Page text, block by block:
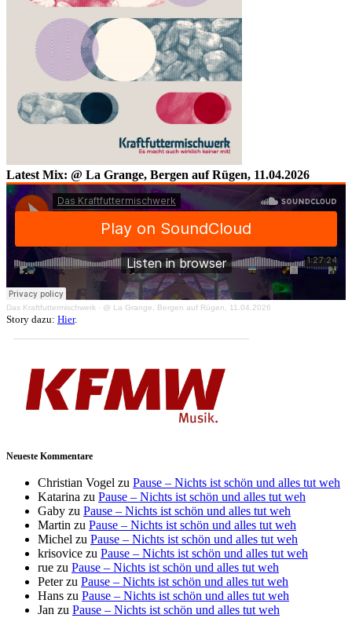
Latest Mix: @ La Grange, Bergen auf Rügen, 11.04.2026
Das Kraftfuttermischwerk · @ La Grange, Bergen auf Rügen, 11.04.2026
Story dazu: Hier.
Neueste Kommentare
Christian Vogel zu Pause – Nichts ist schön und alles tut weh
Katarina zu Pause – Nichts ist schön und alles tut weh
Gaby zu Pause – Nichts ist schön und alles tut weh
Martin zu Pause – Nichts ist schön und alles tut weh
Michel zu Pause – Nichts ist schön und alles tut weh
krisovice zu Pause – Nichts ist schön und alles tut weh
rue zu Pause – Nichts ist schön und alles tut weh
Peterzu Pause – Nichts ist schön und alles tut weh
Hans zu Pause – Nichts ist schön und alles tut weh
Jan zu Pause – Nichts ist schön und alles tut weh